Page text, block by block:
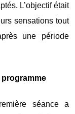
L’objectif était
sensations tout
une période
séance a